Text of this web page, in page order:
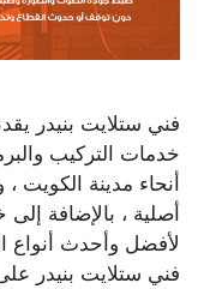
فني ستلايت بنيدر
خدمات التركيب
أنحاء مدينة الكويت ،
أصلية ، بالإضافة
لأفضل وأحدث أنواع
فني ستلايت بنيدر